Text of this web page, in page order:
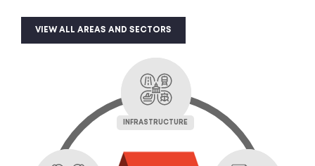
VIEW ALL AREAS AND SECTORS
INFRASTRUCTURE